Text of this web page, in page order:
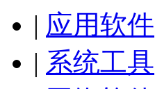
| 应用软件
| 系统工具